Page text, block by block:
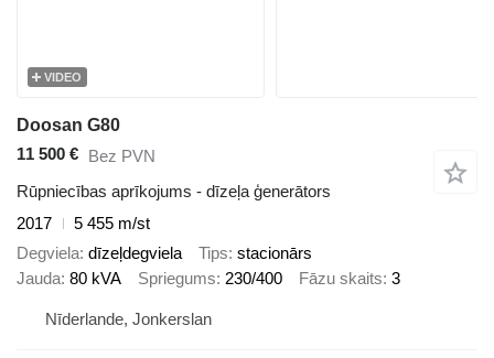
VIDEO
Doosan G80
11 500 € Bez PVN
Rūpniecības aprīkojums - dīzeļa ģenerātors
2017
5 455 m/st
Degviela dīzeļdegviela Tips stacionārs
Jauda 80 kVA Spriegums 230/400 Fāzu skaits 3
Nīderlande, Jonkerslan